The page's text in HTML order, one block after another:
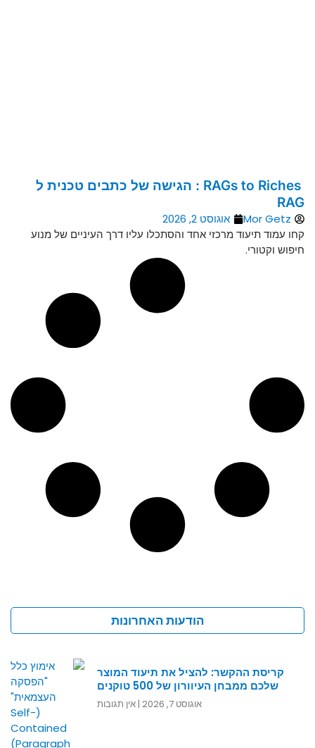
RAGs to Riches : הגישה של כתבים טכנית ל
RAG
Mor Getz
אוגוסט 2, 2026
קחו עמוד תיעוד מרכזי אחד והסתכלו עליו דרך העיניים של מנוע
חיפוש וקטורי.
הודעות האחרונות
קריסת ההקשר: להציל את תיעוד המוצר
שלכם ממבחן העיוורון של 500 טוקנים
אוגוסט 7, 2026 אין תגובות